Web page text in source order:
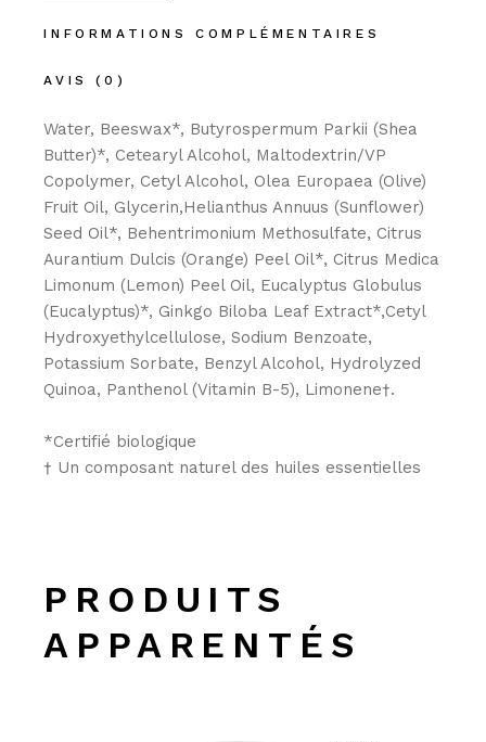
INFORMATIONS COMPLÉMENTAIRES
AVIS (0)
Water, Beeswax*, Butyrospermum Parkii (Shea
Butter)*, Cetearyl Alcohol, Maltodextrin/VP
Copolymer, Cetyl Alcohol, Olea Europaea (Olive)
Fruit Oil, Glycerin,Helianthus Annuus (Sunflower)
Seed Oil*, Behentrimonium Methosulfate, Citrus
Aurantium Dulcis (Orange) Peel Oil*, Citrus Medica
Limonum (Lemon) Peel Oil, Eucalyptus Globulus
(Eucalyptus)*, Ginkgo Biloba Leaf Extract*,Cetyl
Hydroxyethylcellulose, Sodium Benzoate,
Potassium Sorbate, Benzyl Alcohol, Hydrolyzed
Quinoa, Panthenol (Vitamin B-5), Limonene†.
*Certifié biologique
† Un composant naturel des huiles essentielles
PRODUITS
APPARENTÉS